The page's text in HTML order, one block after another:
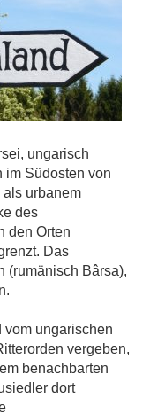
ungarisch
im Südosten von
als urbanem
des
den Orten
Das
(rumänisch Bârsa),
vom ungarischen
vergeben,
benachbarten
dort